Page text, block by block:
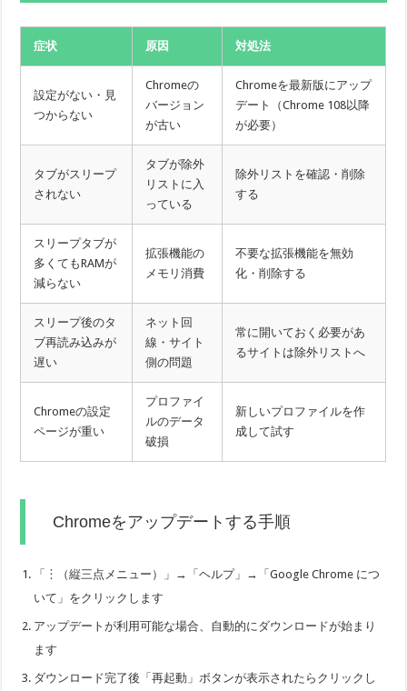
症状 原因 対処法
設定がない・見
つからない
Chromeの
バージョン
が古い
Chromeを最新版にアップ
デート（Chrome 108以降
が必要）
タブがスリープ
されない
タブが除外
リストに入
っている
除外リストを確認・削除
する
スリープタブが
多くてもRAMが
減らない
拡張機能の
メモリ消費
不要な拡張機能を無効
化・削除する
スリープ後のタ
ブ再読み込みが
遅い
ネット回
線・サイト
側の問題
常に開いておく必要があ
るサイトは除外リストへ
Chromeの設定
ページが重い
プロファイ
ルのデータ
破損
新しいプロファイルを作
成して試す
Chromeをアップデートする手順
「︙（縦三点メニュー）」→「ヘルプ」→「Google Chrome につ
いて」をクリックします
アップデートが利用可能な場合、自動的にダウンロードが始まり
ます
ダウンロード完了後「再起動」ボタンが表示されたらクリックし